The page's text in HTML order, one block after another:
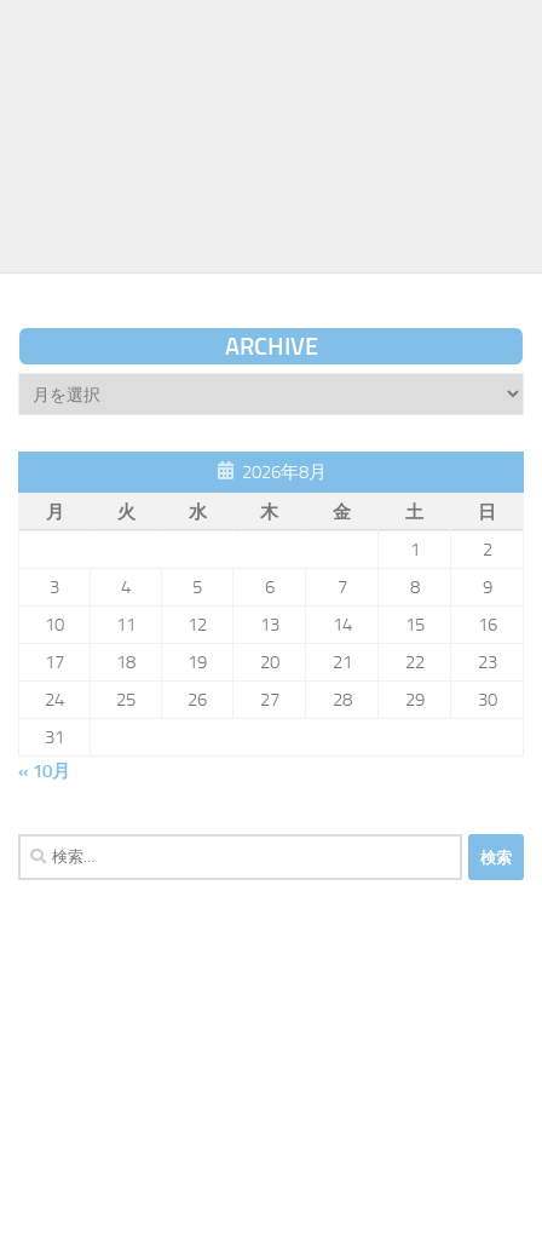
ARCHIVE
Archive
2026年8月
月
火 水 木 金 土
日
1
2
3
4 5 6 7 8
9
10
11 12 13 14 15
16
17
18 19 20 21 22
23
24
25 26 27 28 29
30
31
« 10月
検
索: